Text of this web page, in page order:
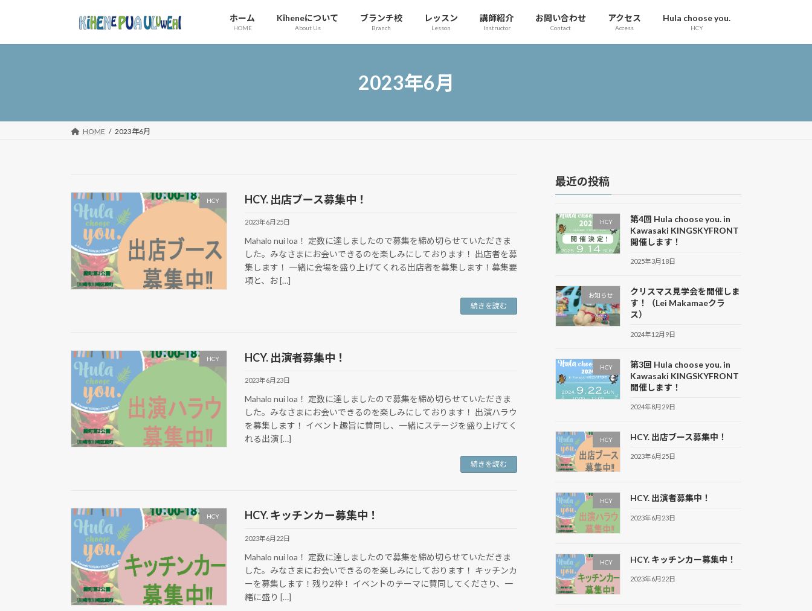
ッ
移
ホーム
HOME
Kīheneについて
About Us
ブランチ校
Branch
レッスン
Lesson
講師紹介
Instructor
お問い合わせ
Contact
アクセス
Access
Hula choose you.
HCY
2023年6月
HOME 2023年6月
HCY HCY. 出店ブース募集中！
2023年6月25日
Mahalo nui loa！ 定数に達しましたので募集を締め切らせていただきま
した。みなさまにお会いできるのを楽しみにしております！ 出店者を募
集します！ 一緒に会場を盛り上げてくれる出店者を募集します！募集要
項と、お […]
続きを読む
HCY HCY. 出演者募集中！
2023年6月23日
Mahalo nui loa！ 定数に達しましたので募集を締め切らせていただきま
した。みなさまにお会いできるのを楽しみにしております！ 出演ハラウ
を募集します！ イベント趣旨に賛同し、一緒にステージを盛り上げてく
れる出演 […]
続きを読む
HCY HCY. キッチンカー募集中！
2023年6月22日
Mahalo nui loa！ 定数に達しましたので募集を締め切らせていただきま
した。みなさまにお会いできるのを楽しみにしております！ キッチンカ
ーを募集します！残り2枠！ イベントのテーマに賛同してくださり、一
緒に盛り […]
最近の投稿
HCY
第4回 Hula choose you. in
Kawasaki KINGSKYFRONT
開催します！
2025年3月18日
お知らせ
クリスマス見学会を開催しま
す！（Lei Makamaeクラ
ス）
2024年12月9日
HCY
第3回 Hula choose you. in
Kawasaki KINGSKYFRONT
開催します！
2024年8月29日
HCY HCY. 出店ブース募集中！
2023年6月25日
HCY HCY. 出演者募集中！
2023年6月23日
HCY HCY. キッチンカー募集中！
2023年6月22日